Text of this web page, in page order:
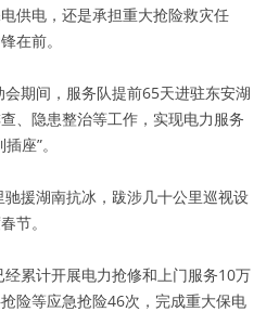
供电，还是承担重大抢险救灾任
在前。
期间，服务队提前65天进驻东安湖
、隐患整治等工作，实现电力服务
座”。
援湖南抗冰，跋涉几十公里巡视设
节。
累计开展电力抢修和上门服务10万
险等应急抢险46次，完成重大保电